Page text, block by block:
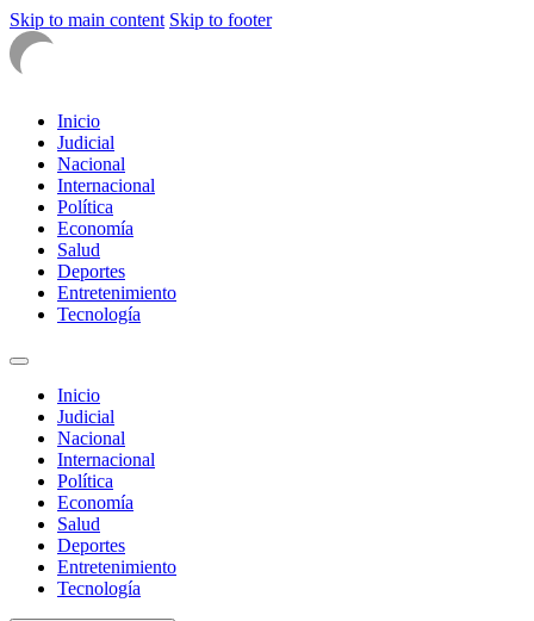
Skip to main content Skip to footer
Inicio
Judicial
Nacional
Internacional
Política
Economía
Salud
Deportes
Entretenimiento
Tecnología
Inicio
Judicial
Nacional
Internacional
Política
Economía
Salud
Deportes
Entretenimiento
Tecnología